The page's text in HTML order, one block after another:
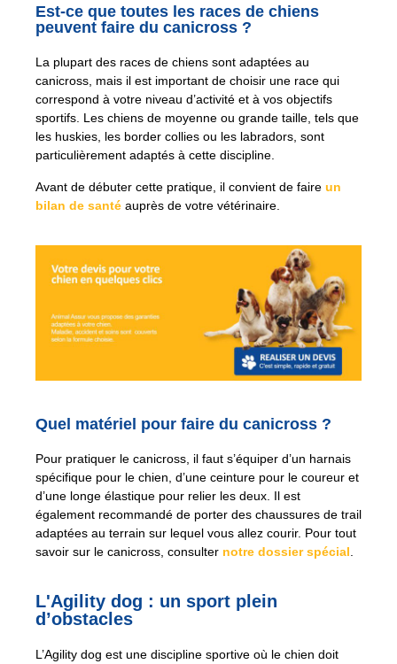
Est-ce que toutes les races de chiens
peuvent faire du canicross ?
La plupart des races de chiens sont adaptées au
canicross, mais il est important de choisir une race qui
correspond à votre niveau d’activité et à vos objectifs
sportifs. Les chiens de moyenne ou grande taille, tels que
les huskies, les border collies ou les labradors, sont
particulièrement adaptés à cette discipline.
Avant de débuter cette pratique, il convient de faire un
bilan de santé auprès de votre vétérinaire.
Quel matériel pour faire du canicross ?
Pour pratiquer le canicross, il faut s’équiper d’un harnais
spécifique pour le chien, d’une ceinture pour le coureur et
d’une longe élastique pour relier les deux. Il est
également recommandé de porter des chaussures de trail
adaptées au terrain sur lequel vous allez courir. Pour tout
savoir sur le canicross, consulter notre dossier spécial.
L'Agility dog : un sport plein
d’obstacles
L’Agility dog est une discipline sportive où le chien doit